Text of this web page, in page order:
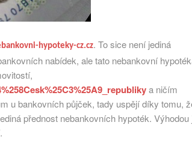
hypoteky-cz.cz. To sice není jediná
nabídek, ale tato nebankovní
a ničím
u bankovních půjček, tady uspějí díky tomu,
přednost nebankovních hypoték. Výhodou